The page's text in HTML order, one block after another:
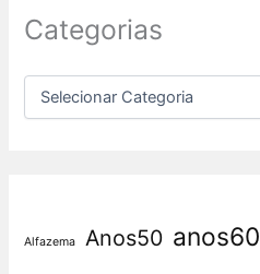
Categorias
Alfazema Anos50 anos60